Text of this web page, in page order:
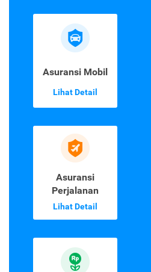
Asuransi Mobil
Lihat Detail
Asuransi
Perjalanan
Lihat Detail